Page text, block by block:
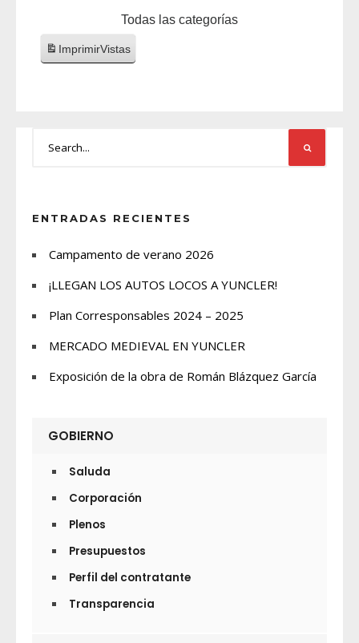
Todas las categorías
ImprimirVistas
ENTRADAS RECIENTES
Campamento de verano 2026
¡LLEGAN LOS AUTOS LOCOS A YUNCLER!
Plan Corresponsables 2024 – 2025
MERCADO MEDIEVAL EN YUNCLER
Exposición de la obra de Román Blázquez García
GOBIERNO
Saluda
Corporación
Plenos
Presupuestos
Perfil del contratante
Transparencia